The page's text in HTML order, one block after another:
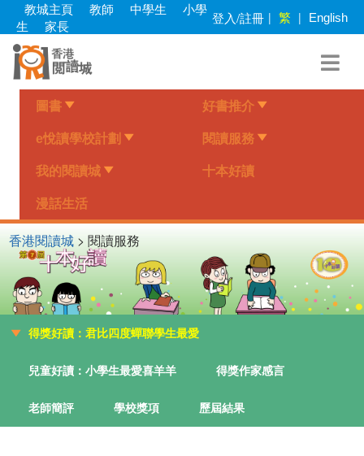
main
content
教城主頁 教師 中學生
小學
生
家長 登入/註冊 | 繁 | English
圖書 好書推介
e悅讀學校計劃 閱讀服務
我的閱讀城 十本好讀
漫話生活
香港閱讀城> 閱讀服務
得獎好讀：君比四度蟬聯學生最愛
兒童好讀：小學生最愛喜羊羊 得獎作家感言
老師簡評 學校獎項 歷屆結果